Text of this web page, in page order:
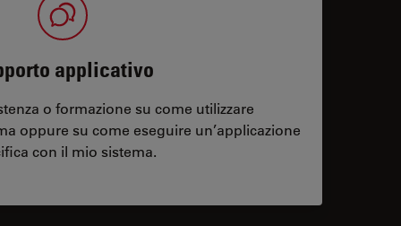
applicativo
o formazione su come utilizzare
oppure su come eseguire un’applicazione
con il mio sistema.